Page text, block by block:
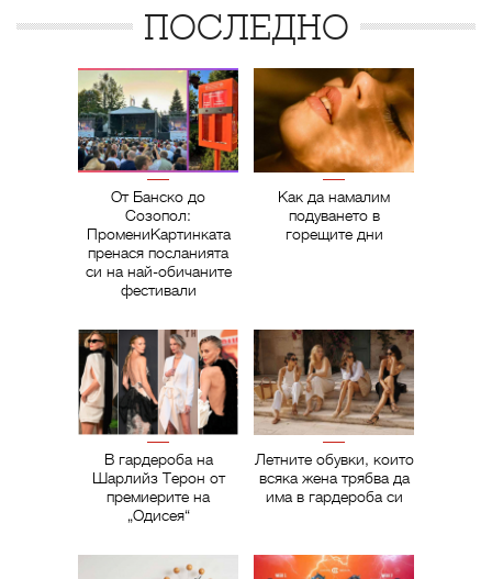
ПОСЛЕДНО
От Банско до
Созопол:
ПромениКартинката
пренася посланията
си на най-обичаните
фестивали
Как да намалим
подуването в
горещите дни
В гардероба на
Шарлийз Терон от
премиерите на
„Одисея“
Летните обувки, които
всяка жена трябва да
има в гардероба си